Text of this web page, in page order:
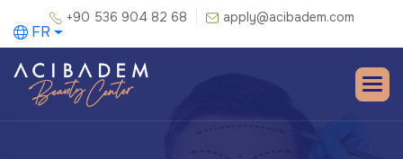
+90 536 904 82 68 apply@acibadem.com
FR